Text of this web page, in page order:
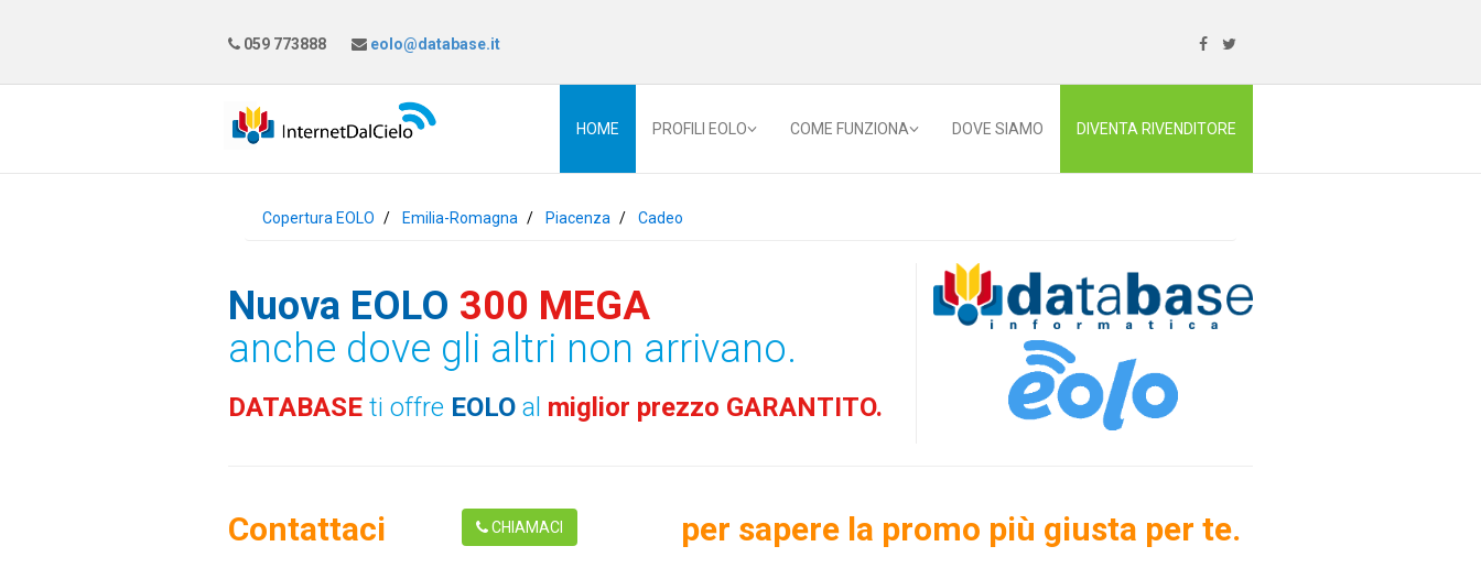
059 773888 eolo@database.it
HOME PROFILI EOLO COME FUNZIONA DOVE SIAMO DIVENTA RIVENDITORE
Copertura EOLO Emilia-Romagna Piacenza Cadeo
Nuova EOLO 300 MEGA
anche dove gli altri non arrivano.
DATABASE ti offre EOLO al miglior prezzo GARANTITO.
Contattaci CHIAMACI per sapere la promo più giusta per te.